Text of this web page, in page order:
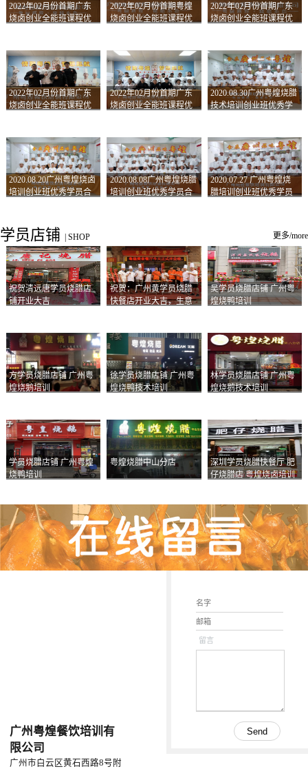
2022年02月份首期广东
烧卤创业全能班课程优
2022年02月份首期粤煌
烧卤创业全能班课程优
2022年02月份首期广东
烧卤创业全能班课程优
2022年02月份首期广东
烧卤创业全能班课程优
2022年02月份首期广东
烧卤创业全能班课程优
2020.08.30广州粤煌烧腊
技术培训创业班优秀学
2020.08.20广州粤煌烧卤
培训创业班优秀学员合
2020.08.08广州粤煌烧腊
培训创业班优秀学员合
2020.07.27 广州粤煌烧
腊培训创业班优秀学员
学员店铺 SHOP 更多/more
祝贺清远唐学员烧腊店
铺开业大吉
祝贺：广州黄学员烧腊
快餐店开业大吉，生意
吴学员烧腊店铺 广州粤
煌烧鸭培训
方学员烧腊店铺 广州粤
煌烧鹅培训
徐学员烧腊店铺 广州粤
煌烧鸭技术培训
林学员烧腊店铺 广州粤
煌烧鹅技术培训
学员烧腊店铺 广州粤煌
烧鸭培训
粤煌烧腊中山分店
深圳学员烧腊快餐厅 肥
仔烧腊店 粤煌烧卤培训
广州粤煌餐饮培训有
限公司
广州市白云区黄石西路8号附
留言